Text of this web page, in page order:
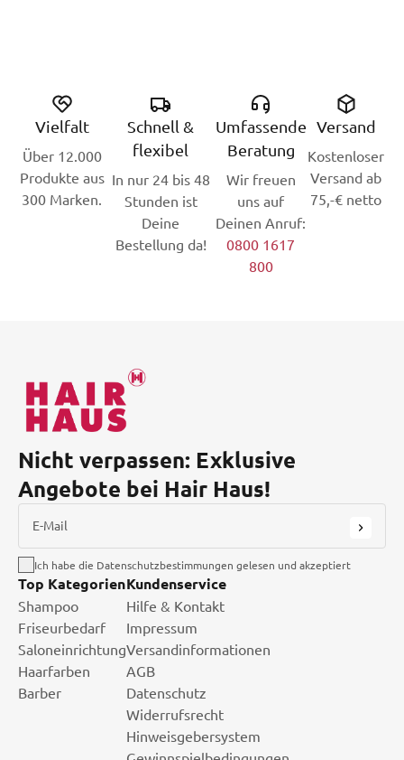
Vielfalt
Über 12.000
Produkte aus
300 Marken.
Schnell &
flexibel
In nur 24 bis 48
Stunden ist
Deine
Bestellung da!
Umfassende
Beratung
Wir freuen
uns auf
Deinen Anruf:
0800 1617
800
Versand
Kostenloser
Versand ab
75,-€ netto
Nicht verpassen: Exklusive
Angebote bei Hair Haus!
E-Mail
Ich habe die Datenschutzbestimmungen gelesen und akzeptiert
Top Kategorien
Shampoo
Friseurbedarf
Saloneinrichtung
Haarfarben
Barber
Kundenservice
Hilfe & Kontakt
Impressum
Versandinformationen
AGB
Datenschutz
Widerrufsrecht
Hinweisgebersystem